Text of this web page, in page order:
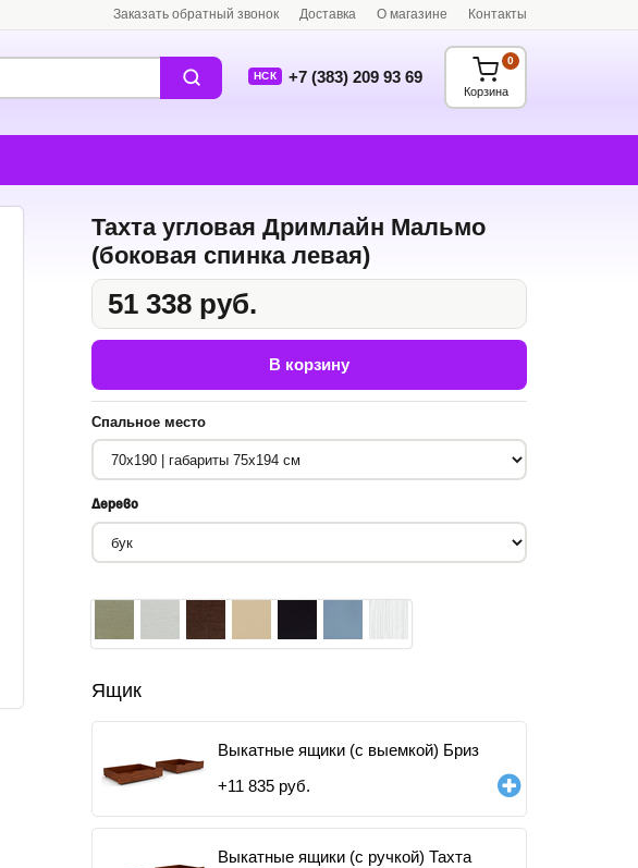
Заказать обратный звонок Доставка О магазине Контакты
НСК +7 (383) 209 93 69
Корзина
0
Тахта угловая Дримлайн Мальмо
(боковая спинка левая)
51 338 руб.
В корзину
Спальное место
Дерево
Ящик
Выкатные ящики (с выемкой) Бриз
+11 835 руб.
Выкатные ящики (с ручкой) Тахта